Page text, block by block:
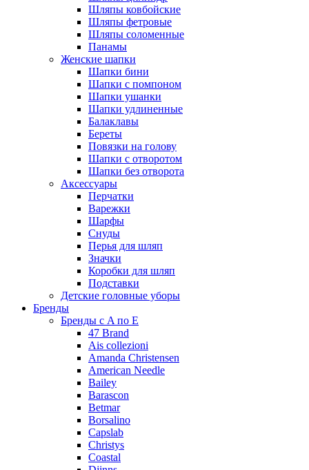
Шляпы ковбойские
Шляпы фетровые
Шляпы соломенные
Панамы
Женские шапки
Шапки бини
Шапки с помпоном
Шапки ушанки
Шапки удлиненные
Балаклавы
Береты
Повязки на голову
Шапки с отворотом
Шапки без отворота
Аксессуары
Перчатки
Варежки
Шарфы
Снуды
Перья для шляп
Значки
Коробки для шляп
Подставки
Детские головные уборы
Бренды
Бренды с A по E
47 Brand
Ais collezioni
Amanda Christensen
American Needle
Bailey
Barascon
Betmar
Borsalino
Capslab
Christys
Coastal